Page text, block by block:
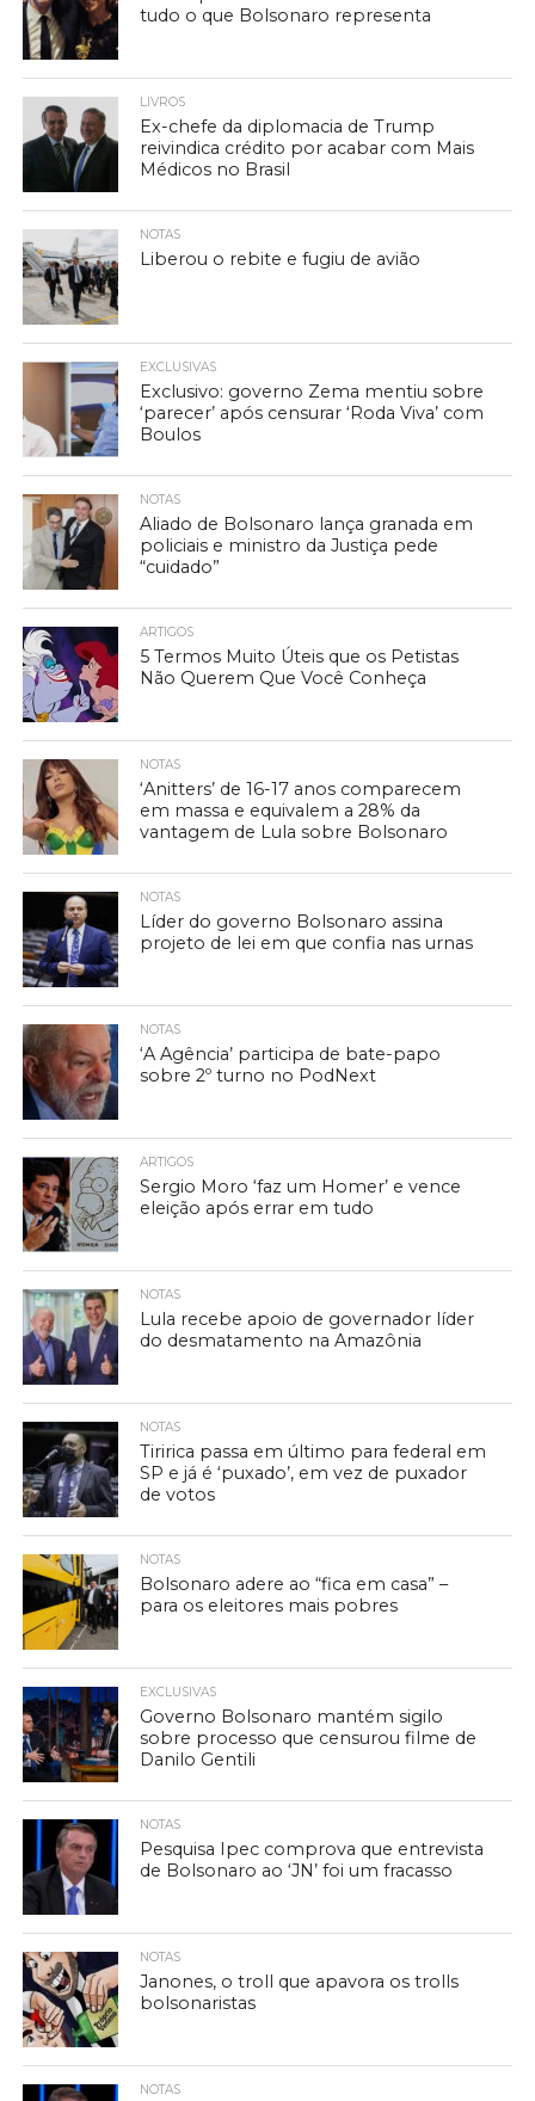
tudo o que Bolsonaro representa
LIVROS
Ex-chefe da diplomacia de Trump
reivindica crédito por acabar com Mais
Médicos no Brasil
NOTAS
Liberou o rebite e fugiu de avião
EXCLUSIVAS
Exclusivo: governo Zema mentiu sobre
‘parecer’ após censurar ‘Roda Viva’ com
Boulos
NOTAS
Aliado de Bolsonaro lança granada em
policiais e ministro da Justiça pede
“cuidado”
ARTIGOS
5 Termos Muito Úteis que os Petistas
Não Querem Que Você Conheça
NOTAS
‘Anitters’ de 16-17 anos comparecem
em massa e equivalem a 28% da
vantagem de Lula sobre Bolsonaro
NOTAS
Líder do governo Bolsonaro assina
projeto de lei em que confia nas urnas
NOTAS
‘A Agência’ participa de bate-papo
sobre 2º turno no PodNext
ARTIGOS
Sergio Moro ‘faz um Homer’ e vence
eleição após errar em tudo
NOTAS
Lula recebe apoio de governador líder
do desmatamento na Amazônia
NOTAS
Tiririca passa em último para federal em
SP e já é ‘puxado’, em vez de puxador
de votos
NOTAS
Bolsonaro adere ao “fica em casa” –
para os eleitores mais pobres
EXCLUSIVAS
Governo Bolsonaro mantém sigilo
sobre processo que censurou filme de
Danilo Gentili
NOTAS
Pesquisa Ipec comprova que entrevista
de Bolsonaro ao ‘JN’ foi um fracasso
NOTAS
Janones, o troll que apavora os trolls
bolsonaristas
NOTAS